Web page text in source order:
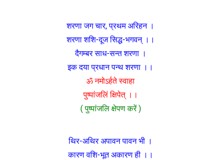
शरणा जग चार, प्रथम अरिहन ।
शरणा शशि-दूज सिद्ध-भगवन् ।।
दैगम्बर साध-सन्त शरणा ।
इक दया प्रधान पन्थ शरणा ।।
ॐ नमोऽर्हते स्वाहा
पुष्पांजलिं क्षिपेत् ।।
( पुष्पांजलि क्षेपण करें )
थिर-अथिर अपावन पावन भी ।
कारण वशि-भूत अकारण ही ।।